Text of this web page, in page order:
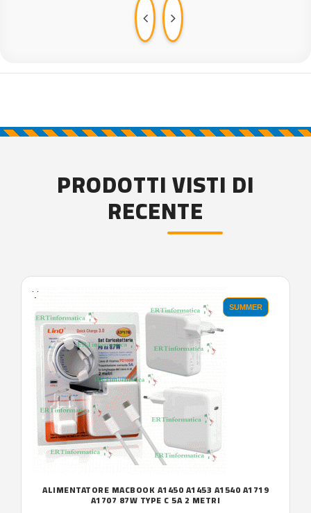
PRODOTTI VISTI DI
RECENTE
'.'
SUMMER
ALIMENTATORE MACBOOK A1450 A1453 A1540 A1719
A1707 87W TYPE C 5A 2 METRI